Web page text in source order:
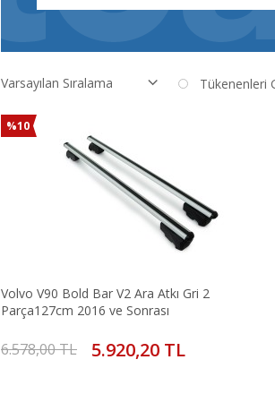
Tükenenleri
%10
Volvo V90 Bold Bar V2 Ara Atkı Gri 2
Parça127cm 2016 ve Sonrası
6.578,00 TL 5.920,20 TL